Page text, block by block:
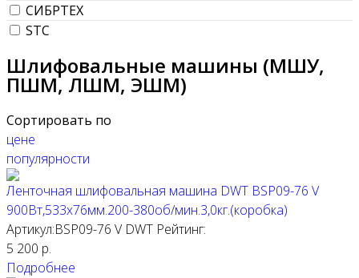
СИБРТЕХ
STC
Шлифовальные машины (МШУ,
ПШМ, ЛШМ, ЭШМ)
Сортировать по
цене
популярности
Ленточная шлифовальная машина DWT BSP09-76 V
900Вт,533х76мм.200-380об/мин.3,0кг.(коробка)
Артикул:BSP09-76 V DWT Рейтинг:
5 200 р.
Подробнее